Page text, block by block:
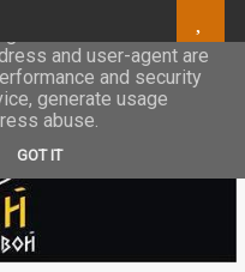
to deliver its services
and user-agent are
and security
generate usage
abuse.
GOT IT